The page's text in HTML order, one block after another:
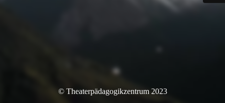
© Theaterpädagogikzentrum 2023